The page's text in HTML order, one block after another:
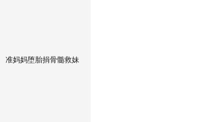
准妈妈堕胎捐骨髓救妹